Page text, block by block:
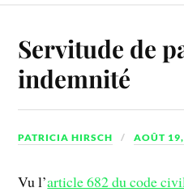
Servitude de
indemnité
PATRICIA HIRSCH AOÛT
Vu l’article 682 du code